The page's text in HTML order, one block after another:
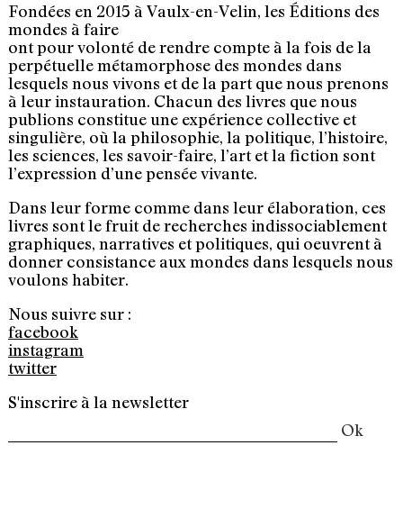
Fondées en 2015 à Vaulx-en-Velin, les Éditions des
mondes à faire
ont pour volonté de rendre compte à la fois de la
perpétuelle métamorphose des mondes dans
lesquels nous vivons et de la part que nous prenons
à leur instauration. Chacun des livres que nous
publions constitue une expérience collective et
singulière, où la philosophie, la politique, l’histoire,
les sciences, les savoir-faire, l’art et la fiction sont
l’expression d’une pensée vivante.
Dans leur forme comme dans leur élaboration, ces
livres sont le fruit de recherches indissociablement
graphiques, narratives et politiques, qui oeuvrent à
donner consistance aux mondes dans lesquels nous
voulons habiter.
Nous suivre sur :
facebook
instagram
twitter
S'inscrire à la newsletter